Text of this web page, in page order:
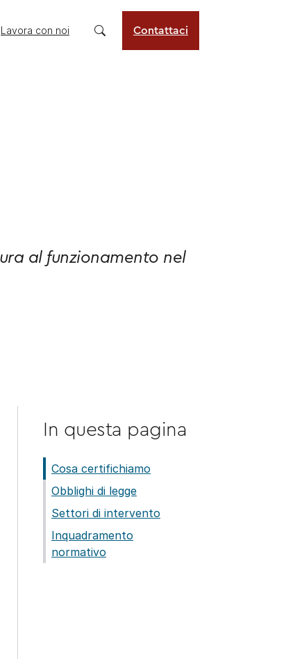
Lavora con noi Contattaci
al funzionamento nel
e chiarezza.
In questa pagina
Cosa certifichiamo
Obblighi di legge
Settori di intervento
Inquadramento
normativo